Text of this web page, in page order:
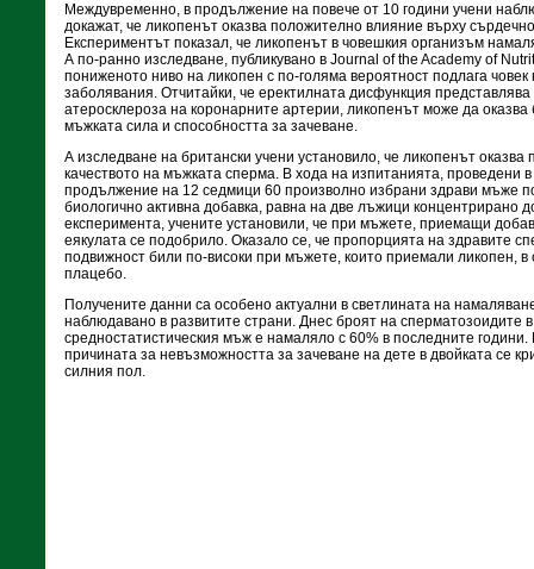
Междувременно, в продължение на повече от 10 години учени
докажат, че ликопенът оказва положително влияние върху
Експериментът показал, че ликопенът в човешкия организъм
А по-ранно изследване, публикувано в Journal of the Academy of
пониженото ниво на ликопен с по-голяма вероятност подлага
заболявания. Отчитайки, че еректилната дисфункция
атеросклероза на коронарните артерии, ликопенът може да оказва
мъжката сила и способността за зачеване.
А изследване на британски учени установило, че ликопенът оказва
качеството на мъжката сперма. В хода на изпитанията, проведени
продължение на 12 седмици 60 произволно избрани здрави мъже
биологично активна добавка, равна на две лъжици концентрирано
експеримента, учените установили, че при мъжете, приемащи
еякулата се подобрило. Оказало се, че пропорцията на здравите
подвижност били по-високи при мъжете, които приемали ликопен,
плацебо.
Получените данни са особено актуални в светлината на
наблюдавано в развитите страни. Днес броят на сперматозоидите
средностатистическия мъж е намаляло с 60% в последните години.
причината за невъзможността за зачеване на дете в двойката се
силния пол.